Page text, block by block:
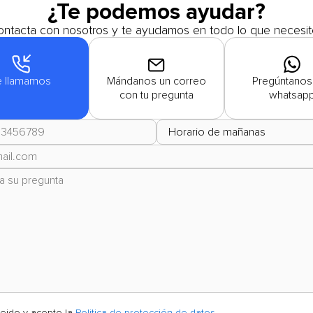
¿Te podemos ayudar?
con nosotros y te ayudamos en todo lo que
llamamos
Mándanos un correo
con tu pregunta